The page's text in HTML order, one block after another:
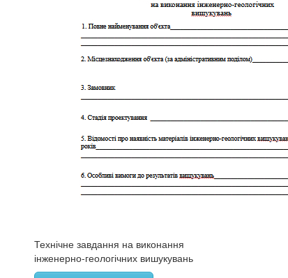
Технічне завдання на виконання
інженерно-геологічних вишукувань